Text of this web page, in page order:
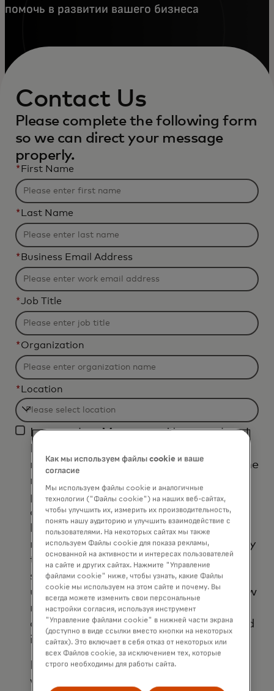
помочь в развитии вашего бизнеса
Contact Us
Please complete the following form
so we can direct your message
properly.
* First Name
* Last Name
* Business Email Address
*Job Title
*Organization
* Location
Filtering
will
applied
after
characters.
I agree that Mastercard International
may use my contact details to send me
marketing communications about its
products, services and events, as well
as other topical business information
by email. If I have shared my phone
number, I confirm that I am also happy
to be contacted by Mastercard for
such marketing purposes by phone. I
understand that I am free to withdraw
my consent at any time, free of
charge, using the opt-out link provided
in each email.
I acknowledge that my personal data
will be processed in accordance with
Как мы используем файлы cookie и ваше
согласие
Мы используем файлы cookie и аналогичные
технологии ("Файлы cookie") на наших веб-сайтах,
чтобы улучшить их, измерить их производительность,
понять нашу аудиторию и улучшить взаимодействие с
пользователями. На некоторых сайтах мы также
используем Файлы cookie для показа рекламы,
основанной на активности и интересах пользователей
на сайте и других сайтах. Нажмите "Управление
файлами cookie" ниже, чтобы узнать, какие Файлы
cookie мы используем на этом сайте и почему. Вы
всегда можете изменить свои персональные
настройки согласия, используя инструмент
"Управление файлами cookie" в нижней части экрана
(доступно в виде ссылки вместо кнопки на некоторых
сайтах). Это включает в себя отказ от некоторых или
всех Файлов cookie, за исключением тех, которые
строго необходимы для работы сайта.